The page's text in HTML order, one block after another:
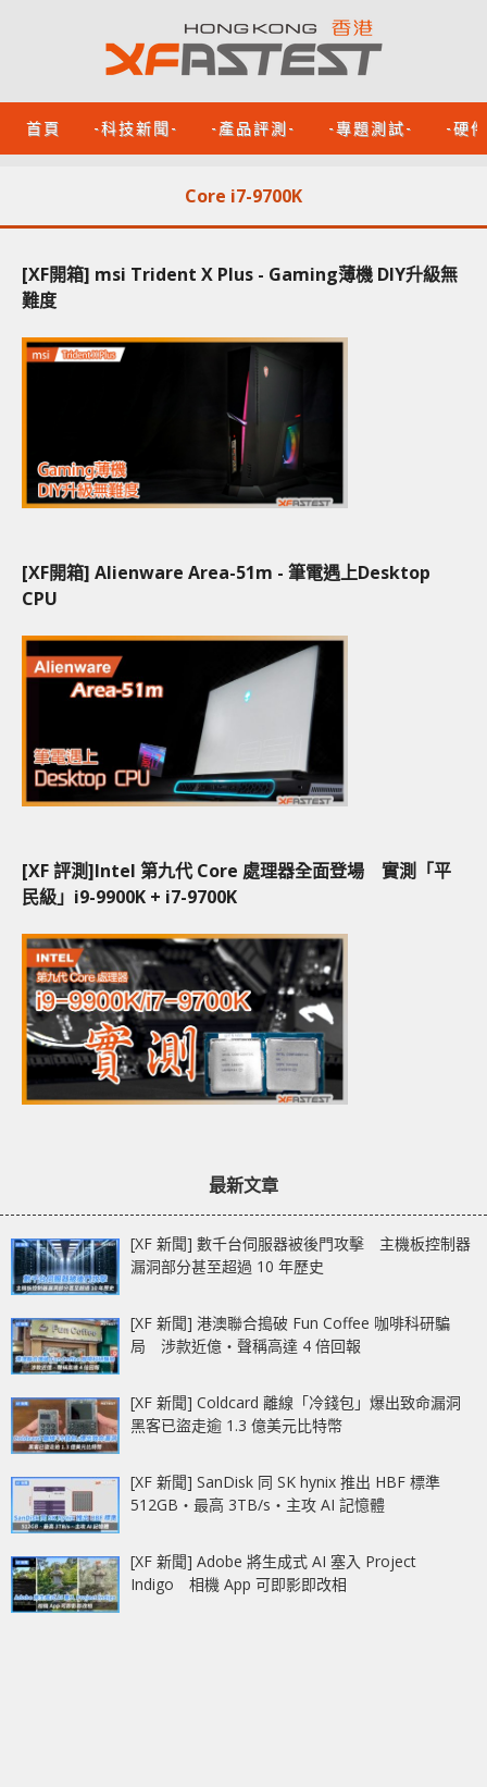
首頁 -科技新聞- -產品評測- -專題測試- -硬
Core i7-9700K
[XF開箱] msi Trident X Plus - Gaming薄機 DIY升級無
難度
[XF開箱] Alienware Area-51m - 筆電遇上Desktop
CPU
[XF 評測]Intel 第九代 Core 處理器全面登場 實測「平
民級」i9-9900K + i7-9700K
最新文章
[XF 新聞] 數千台伺服器被後門攻擊 主機板控制器
漏洞部分甚至超過 10 年歷史
[XF 新聞] 港澳聯合搗破 Fun Coffee 咖啡科研騙
局 涉款近億‧聲稱高達 4 倍回報
[XF 新聞] Coldcard 離線「冷錢包」爆出致命漏洞
黑客已盜走逾 1.3 億美元比特幣
[XF 新聞] SanDisk 同 SK hynix 推出 HBF 標準
512GB‧最高 3TB/s‧主攻 AI 記憶體
[XF 新聞] Adobe 將生成式 AI 塞入 Project
Indigo 相機 App 可即影即改相